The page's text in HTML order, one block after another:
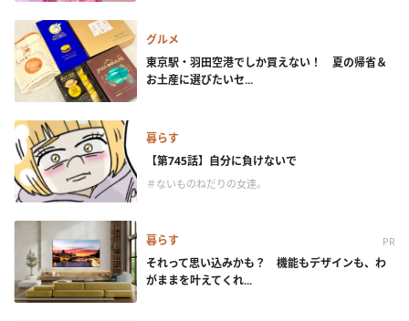
グルメ
東京駅・羽田空港でしか買えない！ 夏の帰省＆
お土産に選びたいセ...
暮らす
【第745話】自分に負けないで
＃ないものねだりの女達。
暮らす PR
それって思い込みかも？ 機能もデザインも、わ
がままを叶えてくれ...